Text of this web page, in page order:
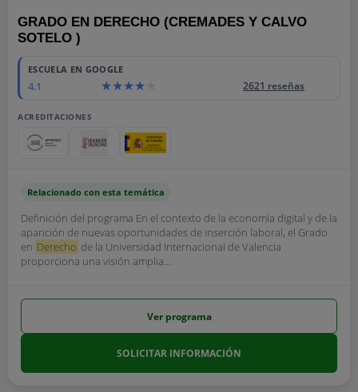
GRADO EN DERECHO (CREMADES Y CALVO
SOTELO )
ESCUELA EN GOOGLE
4.1 2621 reseñas
ACREDITACIONES
Relacionado con esta temática
Definición del programa En el contexto de la economía digital y de la
aparición de nuevas oportunidades de inserción laboral, el Grado
en Derecho de la Universidad Internacional de Valencia
proporciona una visión amplia...
Ver programa
SOLICITAR INFORMACIÓN